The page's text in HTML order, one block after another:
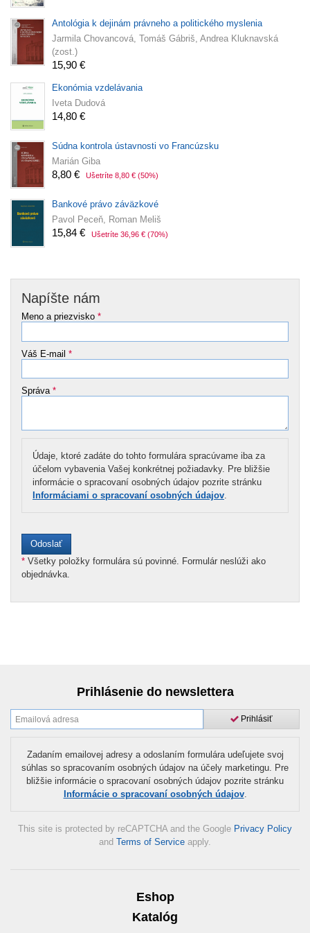
Antológia k dejinám právneho a politického myslenia
Jarmila Chovancová, Tomáš Gábriš, Andrea Kluknavská
(zost.)
15,90 €
Ekonómia vzdelávania
Iveta Dudová
14,80 €
Súdna kontrola ústavnosti vo Francúzsku
Marián Giba
8,80 € Ušetríte 8,80 € (50%)
Bankové právo záväzkové
Pavol Peceň, Roman Meliš
15,84 € Ušetríte 36,96 € (70%)
Napíšte nám
Meno a priezvisko *
Váš E-mail *
Správa *
Údaje, ktoré zadáte do tohto formulára spracúvame iba za
účelom vybavenia Vašej konkrétnej požiadavky. Pre bližšie
informácie o spracovaní osobných údajov pozrite stránku
Informáciami o spracovaní osobných údajov.
* Všetky položky formulára sú povinné. Formulár neslúži ako
objednávka.
Prihlásenie do newslettera
Prihlásiť
Zadaním emailovej adresy a odoslaním formulára udeľujete svoj
súhlas so spracovaním osobných údajov na účely marketingu. Pre
bližšie informácie o spracovaní osobných údajov pozrite stránku
Informácie o spracovaní osobných údajov.
This site is protected by reCAPTCHA and the Google Privacy Policy
and Terms of Service apply.
Eshop
Katalóg